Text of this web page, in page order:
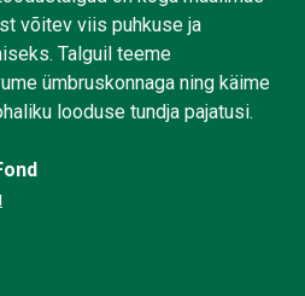
võitev viis puhkuse ja
Talguil teeme
ümbruskonnaga ning käime
looduse tundja pajatusi.